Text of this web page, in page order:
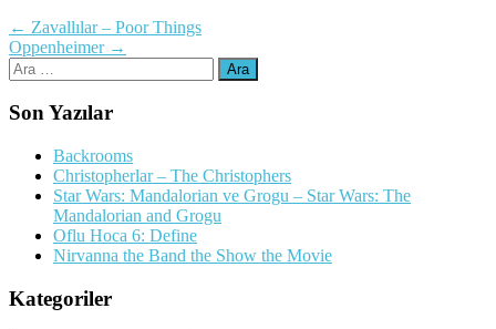
Yazı
dolaşımı
← Zavallılar – Poor Things
Oppenheimer →
Arama:
Son Yazılar
Backrooms
Christopherlar – The Christophers
Star Wars: Mandalorian ve Grogu – Star Wars: The
Mandalorian and Grogu
Oflu Hoca 6: Define
Nirvanna the Band the Show the Movie
Kategoriler